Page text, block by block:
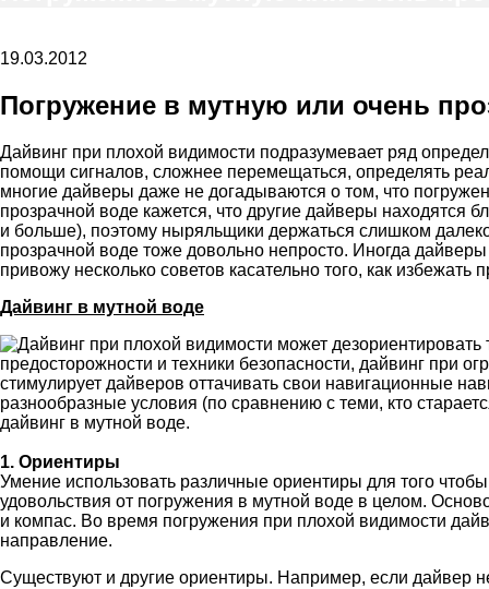
19.03.2012
Погружение в мутную или очень
Дайвинг при плохой видимости подразумевает ряд
помощи сигналов, сложнее перемещаться, определять
многие дайверы даже не догадываются о том, что
прозрачной воде кажется, что другие дайверы находятся
и больше), поэтому ныряльщики держаться слишком
прозрачной воде тоже довольно непросто. Иногда
привожу несколько советов касательно того, как
Дайвинг в мутной воде
Дайвинг при плохой видимости может
предосторожности и техники безопасности, дайвинг при
стимулирует дайверов оттачивать свои навигационные
разнообразные условия (по сравнению с теми, кто
дайвинг в мутной воде.
1. Ориентиры
Умение использовать различные ориентиры для того
удовольствия от погружения в мутной воде в целом.
и компас. Во время погружения при плохой видимости
направление.
Существуют и другие ориентиры. Например, если дайвер